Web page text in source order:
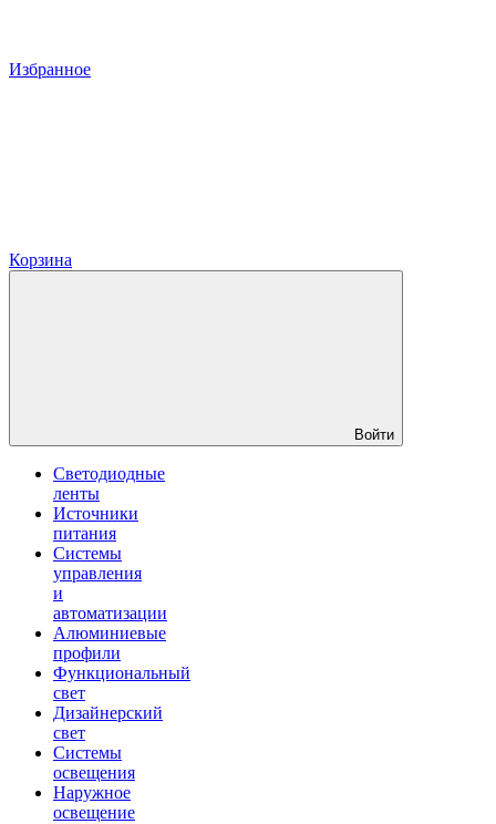
Избранное
Корзина
Войти
Светодиодные
ленты
Источники
питания
Системы
управления
и
автоматизации
Алюминиевые
профили
Функциональный
свет
Дизайнерский
свет
Системы
освещения
Наружное
освещение